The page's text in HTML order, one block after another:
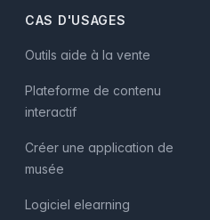
CAS D'USAGES
Outils aide à la vente
Plateforme de contenu
interactif
Créer une application de
musée
Logiciel elearning